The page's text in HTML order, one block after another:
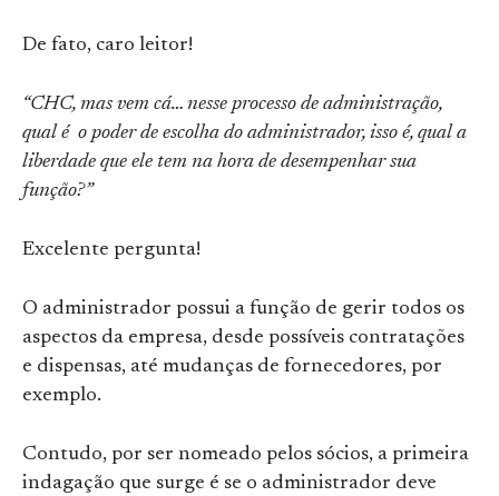
De fato, caro leitor!
“CHC, mas vem cá… nesse processo de administração,
qual é o poder de escolha do administrador, isso é, qual a
liberdade que ele tem na hora de desempenhar sua
função?”
Excelente pergunta!
O administrador possui a função de gerir todos os
aspectos da empresa, desde possíveis contratações
e dispensas, até mudanças de fornecedores, por
exemplo.
Contudo, por ser nomeado pelos sócios, a primeira
indagação que surge é se o administrador deve